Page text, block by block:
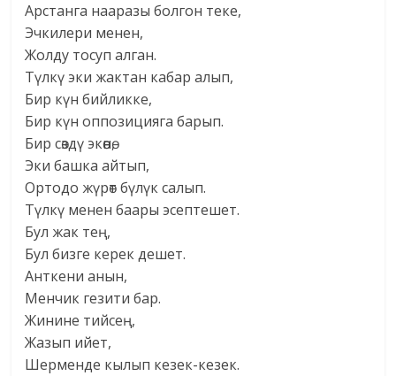
Арстанга нааразы болгон теке,
Эчкилери менен,
Жолду тосуп алган.
Түлкү эки жактан кабар алып,
Бир күн бийликке,
Бир күн оппозицияга барып.
Бир сөздү экөөнө,
Эки башка айтып,
Ортодо жүрөт бүлүк салып.
Түлкү менен баары эсептешет.
Бул жак тең,
Бул бизге керек дешет.
Анткени анын,
Менчик гезити бар.
Жинине тийсең,
Жазып ийет,
Шерменде кылып кезек-кезек.